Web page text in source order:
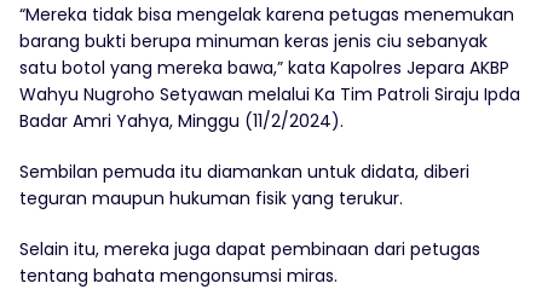
“Mereka tidak bisa mengelak karena petugas menemukan
barang bukti berupa minuman keras jenis ciu sebanyak
satu botol yang mereka bawa,” kata Kapolres Jepara AKBP
Wahyu Nugroho Setyawan melalui Ka Tim Patroli Siraju Ipda
Badar Amri Yahya, Minggu (11/2/2024).
Sembilan pemuda itu diamankan untuk didata, diberi
teguran maupun hukuman fisik yang terukur.
Selain itu, mereka juga dapat pembinaan dari petugas
tentang bahata mengonsumsi miras.